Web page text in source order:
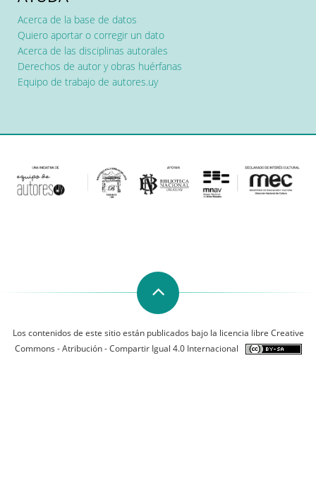
Acerca de la base de datos
Quiero aportar o corregir un dato
Acerca de las disciplinas autorales
Derechos de autor y obras huérfanas
Equipo de trabajo de autores.uy
Los contenidos de este sitio están publicados bajo la licencia libre Creative
Commons - Atribución - Compartir Igual 4.0 Internacional